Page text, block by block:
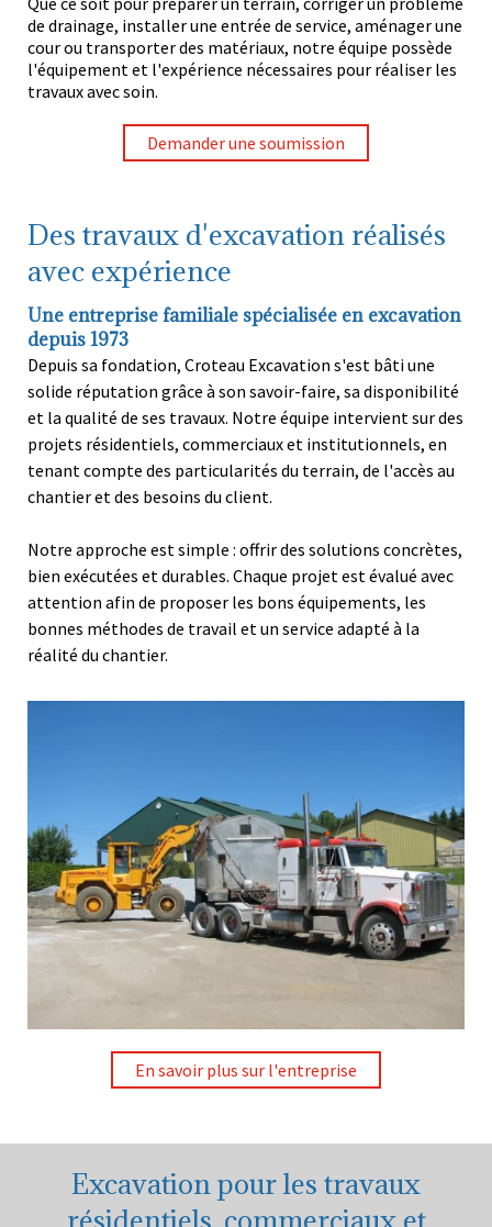
de drainage, installer une entrée de service, aménager une
cour ou transporter des matériaux, notre équipe possède
l'équipement et l'expérience nécessaires pour réaliser les
travaux avec soin.
Demander une soumission
Des travaux d'excavation réalisés
avec expérience
Une entreprise familiale spécialisée en excavation
depuis 1973
Depuis sa fondation, Croteau Excavation s'est bâti une
solide réputation grâce à son savoir-faire, sa disponibilité
et la qualité de ses travaux. Notre équipe intervient sur des
projets résidentiels, commerciaux et institutionnels, en
tenant compte des particularités du terrain, de l'accès au
chantier et des besoins du client.
Notre approche est simple : offrir des solutions concrètes,
bien exécutées et durables. Chaque projet est évalué avec
attention afin de proposer les bons équipements, les
bonnes méthodes de travail et un service adapté à la
réalité du chantier.
En savoir plus sur l'entreprise
Excavation pour les travaux
résidentiels, commerciaux et